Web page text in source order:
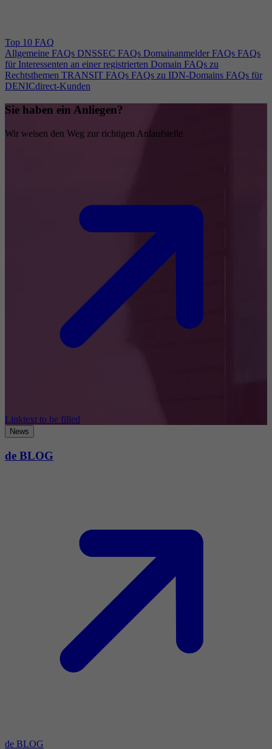
Top 10 FAQ
Allgemeine FAQs DNSSEC FAQs Domainanmelder FAQs FAQs
für Interessenten an einer registrierten Domain FAQs zu
Rechtsthemen TRANSIT FAQs FAQs zu IDN-Domains FAQs für
DENICdirect-Kunden
Sie haben ein Anliegen?
Wir weisen den Weg zur richtigen Anlaufstelle
Linktext to be filled
News
de BLOG
de BLOG